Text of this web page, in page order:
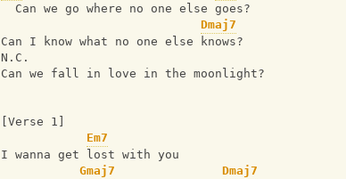
  Can we go where no one else goes?
Dmaj7
Can I know what no one else knows?
N.C.
Can we fall in love in the moonlight?
[Verse 1]
Em7
I wanna get lost with you
Gmaj7
Dmaj7